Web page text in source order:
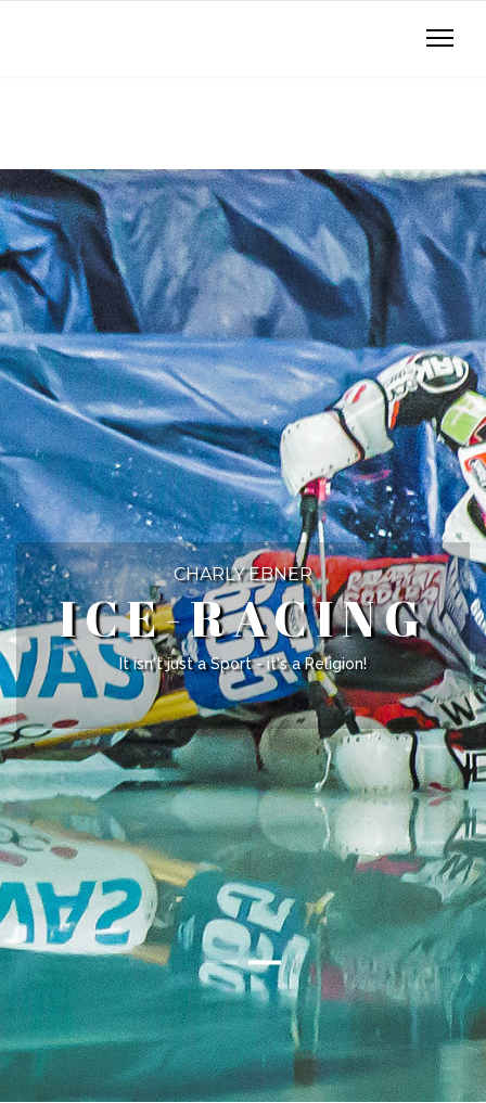
CHARLY EBNER
ICE-RACING
It isn't just a Sport - it's a Religion!